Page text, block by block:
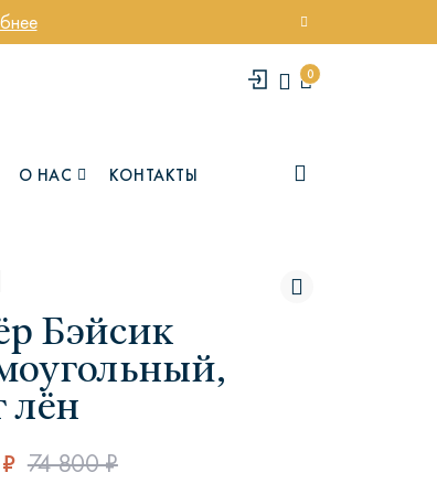
0
О НАС КОНТАКТЫ
Бэйсик
лён
74 800 ₽